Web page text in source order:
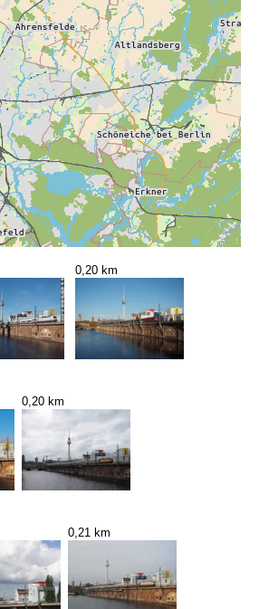
0,20 km
0,20 km
0,21 km